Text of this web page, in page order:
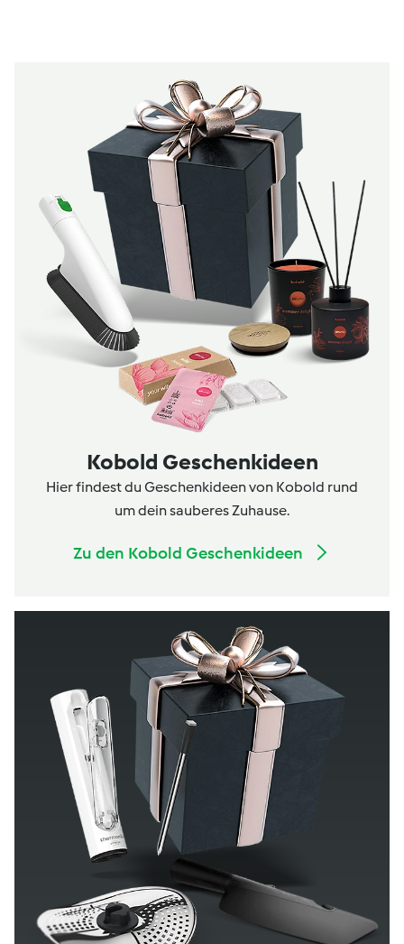
Kobold Geschenkideen
Hier findest du Geschenkideen von Kobold rund
um dein sauberes Zuhause.
Zu den Kobold Geschenkideen